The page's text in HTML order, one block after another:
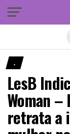
.
LesB
Woman
retrata a